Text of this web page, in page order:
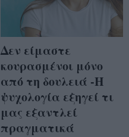
Δεν είμαστε
κουρασμένοι μόνο
από τη δουλειά -Η
ψυχολογία εξηγεί τι
μας εξαντλεί
πραγματικά